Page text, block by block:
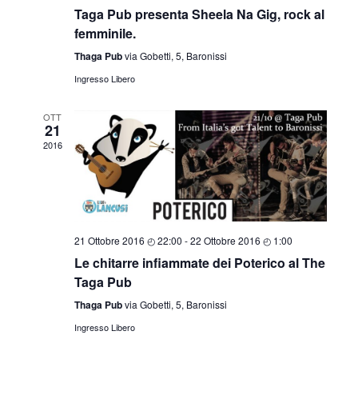
Taga Pub presenta Sheela Na Gig, rock al
femminile.
Thaga Pubvia Gobetti, 5, Baronissi
Ingresso Libero
OTT
21
2016
21 Ottobre 2016 ◴ 22:00 -22 Ottobre 2016 ◴ 1:00
Le chitarre infiammate dei Poterico al The
Taga Pub
Thaga Pubvia Gobetti, 5, Baronissi
Ingresso Libero